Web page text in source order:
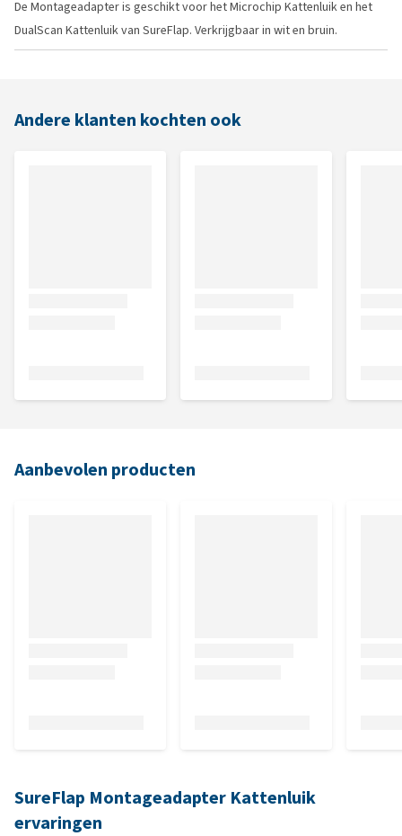
De Montageadapter is geschikt voor het Microchip Kattenluik en het
DualScan Kattenluik van SureFlap. Verkrijgbaar in wit en bruin.
Andere klanten kochten ook
Aanbevolen producten
SureFlap Montageadapter Kattenluik
ervaringen